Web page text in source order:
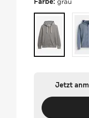
Jetzt